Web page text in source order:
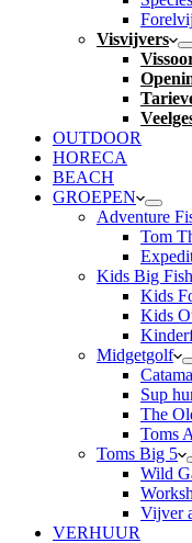
Visvijvers
OUTDOOR
HORECA
BEACH
GROEPEN
Adventure
Tom
Kids Big
Kids
Kids
Midgetgolf
Sup
The
Toms
Toms Big 5
Wild
Vijver
VERHUUR